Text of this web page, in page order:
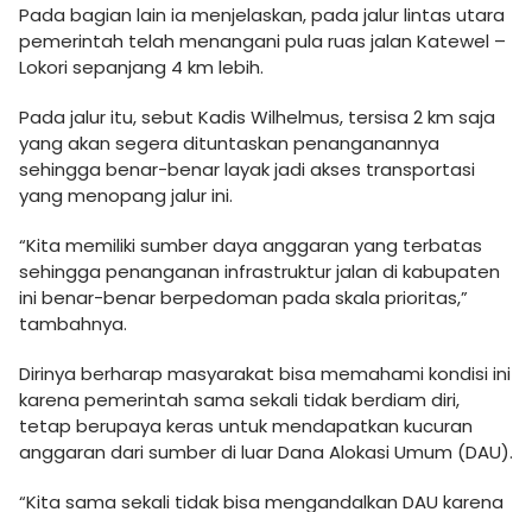
Pada bagian lain ia menjelaskan, pada jalur lintas utara
pemerintah telah menangani pula ruas jalan Katewel –
Lokori sepanjang 4 km lebih.
Pada jalur itu, sebut Kadis Wilhelmus, tersisa 2 km saja
yang akan segera dituntaskan penanganannya
sehingga benar-benar layak jadi akses transportasi
yang menopang jalur ini.
“Kita memiliki sumber daya anggaran yang terbatas
sehingga penanganan infrastruktur jalan di kabupaten
ini benar-benar berpedoman pada skala prioritas,”
tambahnya.
Dirinya berharap masyarakat bisa memahami kondisi ini
karena pemerintah sama sekali tidak berdiam diri,
tetap berupaya keras untuk mendapatkan kucuran
anggaran dari sumber di luar Dana Alokasi Umum (DAU).
“Kita sama sekali tidak bisa mengandalkan DAU karena